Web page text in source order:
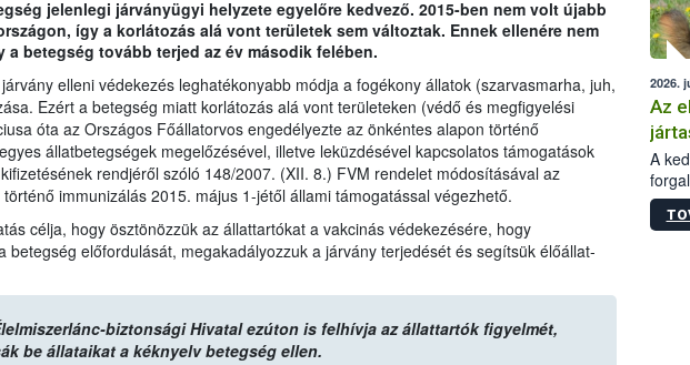
jelenlegi járványügyi helyzete egyelőre kedvező. 2015-ben nem volt újabb
így a korlátozás alá vont területek sem változtak. Ennek ellenére nem
a betegség tovább terjed az év második felében.
elleni védekezés leghatékonyabb módja a fogékony állatok (szarvasmarha, juh,
Ezért a betegség miatt korlátozás alá vont területeken (védő és megfigyelési
óta az Országos Főállatorvos engedélyezte az önkéntes alapon történő
állatbetegségek megelőzésével, illetve leküzdésével kapcsolatos támogatások
rendjéről szóló 148/2007. (XII. 8.) FVM rendelet módosításával az
immunizálás 2015. május 1-jétől állami támogatással végezhető.
célja, hogy ösztönözzük az állattartókat a vakcinás védekezésére, hogy
betegség előfordulását, megakadályozzuk a járvány terjedését és segítsük élőállat-
biztonsági Hivatal ezúton is felhívja az állattartók figyelmét,
be állataikat a kéknyelv betegség ellen.
2026.
Az
A